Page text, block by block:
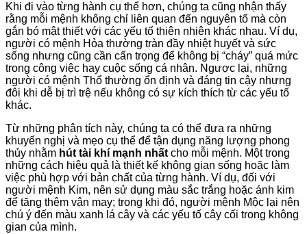
Khi đi vào từng hành cụ thể hơn, chúng ta cũng nhận thấy
rằng mỗi mệnh không chỉ liên quan đến nguyên tố mà còn
gắn bó mật thiết với các yếu tố thiên nhiên khác nhau. Ví dụ,
người có mệnh Hỏa thường tràn đầy nhiệt huyết và sức
sống nhưng cũng cần cẩn trọng để không bị “cháy” quá mức
trong công việc hay cuộc sống cá nhân. Ngược lại, những
người có mệnh Thổ thường ổn định và đáng tin cậy nhưng
đôi khi dễ bị trì trệ nếu không có sự kích thích từ các yếu tố
khác.
Từ những phân tích này, chúng ta có thể đưa ra những
khuyến nghị và mẹo cụ thể để tận dụng năng lượng phong
thủy nhằm hút tài khí mạnh nhất cho mỗi mệnh. Một trong
những cách hiệu quả là thiết kế không gian sống hoặc làm
việc phù hợp với bản chất của từng hành. Ví dụ, đối với
người mệnh Kim, nên sử dụng màu sắc trắng hoặc ánh kim
để tăng thêm vận may; trong khi đó, người mệnh Mộc lại nên
chú ý đến màu xanh lá cây và các yếu tố cây cối trong không
gian của mình.